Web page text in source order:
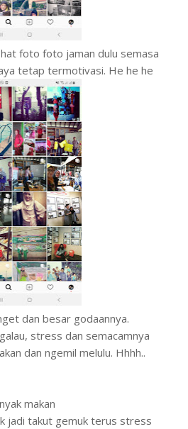
foto foto jaman dulu semasa
tetap termotivasi. He he he
dan besar godaannya.
stress dan semacamnya
dan ngemil melulu. Hhhh..
makan
jadi takut gemuk terus stress